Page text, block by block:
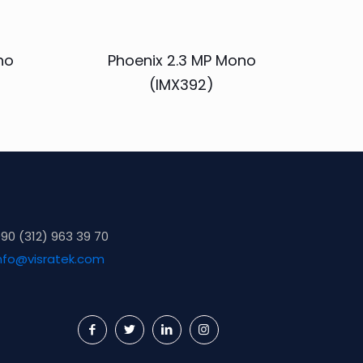
Phoenix 2.3 MP Mono
(IMX392)
(312) 963 39 70